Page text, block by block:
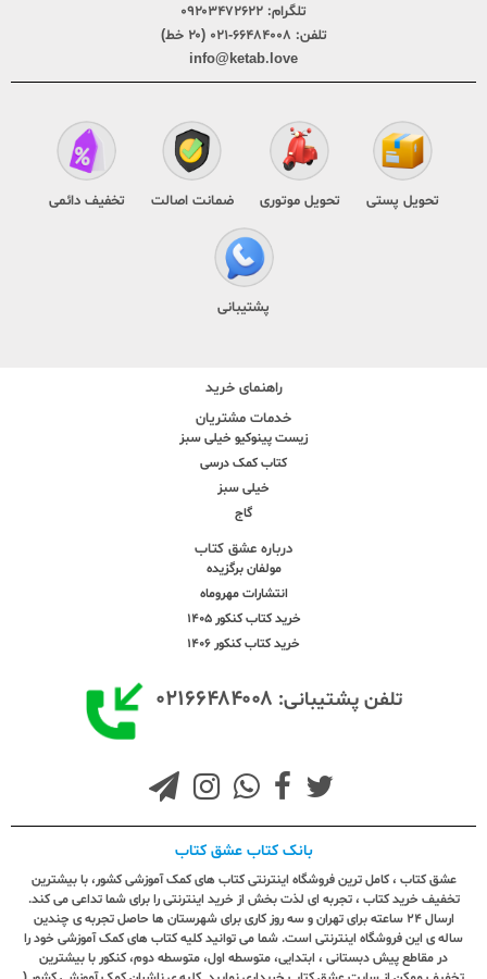
تلگرام: ۰۹۲۰۳۴۷۲۶۲۲
تلفن: ۶۶۴۸۴۰۰۸-۰۲۱ (۲۰ خط)
info@ketab.love
تحویل پستی تحویل موتوری ضمانت اصالت تخفیف دائمی
پشتیبانی
راهنمای خرید
خدمات مشتریان
زیست پینوکیو خیلی سبز
کتاب کمک درسی
خیلی سبز
گاج
درباره عشق کتاب
مولفان برگزیده
انتشارات مهروماه
خرید کتاب کنکور 1405
خرید کتاب کنکور 1406
تلفن پشتیبانی: ۰۲۱۶۶۴۸۴۰۰۸
بانک کتاب عشق کتاب
عشق کتاب ، کامل ترین فروشگاه اینترنتی کتاب های کمک آموزشی کشور، با بیشترین
تخفیف خرید کتاب ، تجربه ای لذت بخش از خرید اینترنتی را برای شما تداعی می کند.
ارسال ٢٤ ساعته برای تهران و سه روز کاری برای شهرستان ها حاصل تجربه ی چندین
ساله ی این فروشگاه اینترنتی است. شما می توانید کلیه کتاب های کمک آموزشی خود را
در مقاطع پیش دبستانی ، ابتدایی، متوسطه اول، متوسطه دوم، کنکور با بیشترین